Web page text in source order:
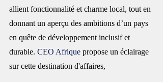
allient fonctionnalité et charme local, tout en
donnant un aperçu des ambitions d’un pays
en quête de développement inclusif et
durable. CEO Afrique propose un éclairage
sur cette destination d'affaires,